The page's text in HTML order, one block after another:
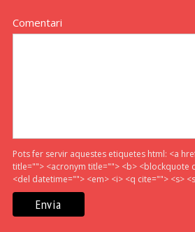
Comentari
Pots fer servir aquestes etiquetes html: <a
title=""> <acronym title=""> <b> <blockquote
<del datetime=""> <em> <i> <q cite=""> <s>